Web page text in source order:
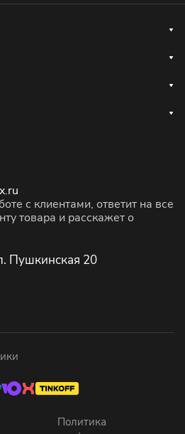
с клиентами, ответит на все
товара и расскажет о
Пушкинская 20
Политика